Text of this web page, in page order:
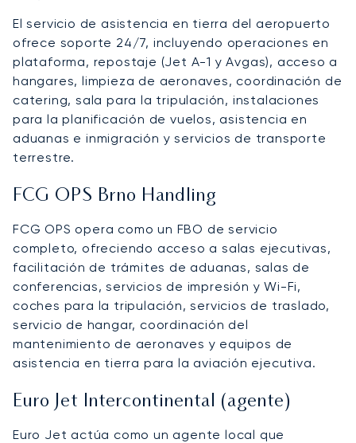
El servicio de asistencia en tierra del aeropuerto
ofrece soporte 24/7, incluyendo operaciones en
plataforma, repostaje (Jet A-1 y Avgas), acceso a
hangares, limpieza de aeronaves, coordinación de
catering, sala para la tripulación, instalaciones
para la planificación de vuelos, asistencia en
aduanas e inmigración y servicios de transporte
terrestre.
FCG OPS Brno Handling
FCG OPS opera como un FBO de servicio
completo, ofreciendo acceso a salas ejecutivas,
facilitación de trámites de aduanas, salas de
conferencias, servicios de impresión y Wi-Fi,
coches para la tripulación, servicios de traslado,
servicio de hangar, coordinación del
mantenimiento de aeronaves y equipos de
asistencia en tierra para la aviación ejecutiva.
Euro Jet Intercontinental (agente)
Euro Jet actúa como un agente local que